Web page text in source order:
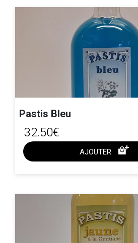
ACHAT EXPRESS
Pastis Bleu
32.50€
AJOUTER
ACHAT EXPRESS